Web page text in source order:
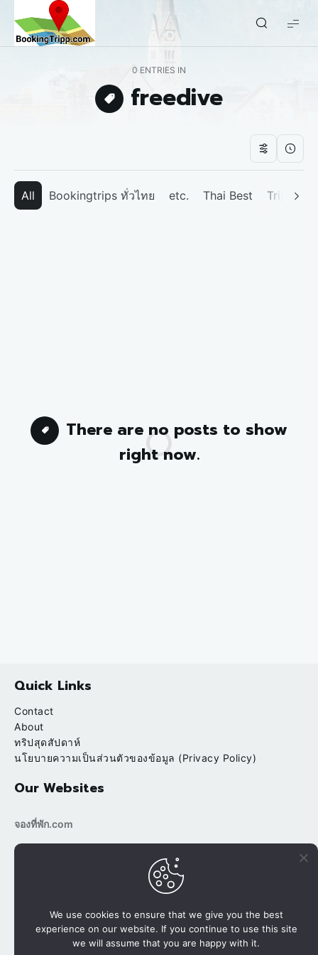
bookingtripp.com
0 ENTRIES IN
freedive
All Bookingtrips ทั่วไทย etc. Thai Best Tripp
There are no posts to show
right now.
Quick Links
Contact
About
ทริปสุดสัปดาห์
นโยบายความเป็นส่วนตัวของข้อมูล (Privacy Policy)
Our Websites
จองที่พัก.com
bookingtripp.com
บ้านต้นข้าว ริมน้ำ สวนผึ้ง ราชบุรี
We use cookies to ensure that we give you the best
experience on our website. If you continue to use this site
we will assume that you are happy with it.